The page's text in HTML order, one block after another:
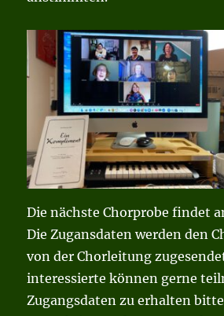
Die nächste Chorprobe findet
Die Zugansdaten werden den
von der Chorleitung
interessierte können gerne
Zugangsdaten zu erhalten